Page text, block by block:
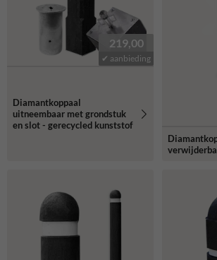
219,00
✔ aanbieding
Diamantkoppaal
uitneembaar met grondstuk
en slot - gerecycled kunststof